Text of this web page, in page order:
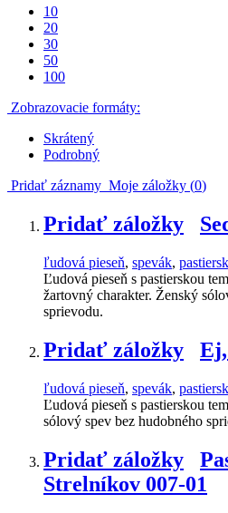
10
20
30
50
100
Zobrazovacie formáty:
Skrátený
Podrobný
Pridať záznamy Moje záložky (0)
Pridať záložky
ľudová pieseň, spevák,
Ľudová pieseň s pastierskou
žartovný charakter. Ženský
sprievodu.
Pridať záložky
ľudová pieseň, spevák,
Ľudová pieseň s pastierskou
sólový spev bez hudobného
Pridať záložky
Strelníkov 007-01